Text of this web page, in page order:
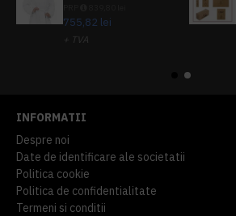
755,82 lei
+ TVA
INFORMATII
Despre noi
Date de identificare ale societatii
Politica cookie
Politica de confidentialitate
Termeni si conditii